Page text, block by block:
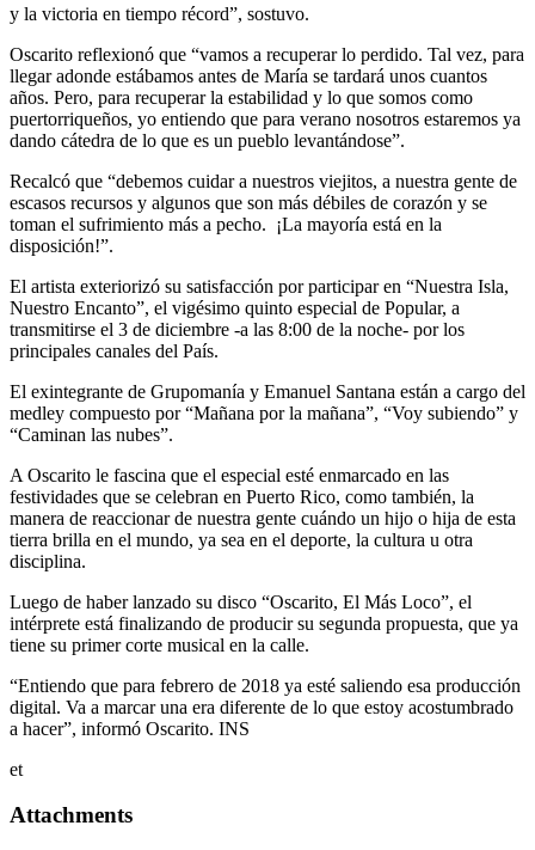
y la victoria en tiempo récord”, sostuvo.
Oscarito reflexionó que “vamos a recuperar lo perdido. Tal vez, para
llegar adonde estábamos antes de María se tardará unos cuantos
años. Pero, para recuperar la estabilidad y lo que somos como
puertorriqueños, yo entiendo que para verano nosotros estaremos ya
dando cátedra de lo que es un pueblo levantándose”.
Recalcó que “debemos cuidar a nuestros viejitos, a nuestra gente de
escasos recursos y algunos que son más débiles de corazón y se
toman el sufrimiento más a pecho. ¡La mayoría está en la
disposición!”.
El artista exteriorizó su satisfacción por participar en “Nuestra Isla,
Nuestro Encanto”, el vigésimo quinto especial de Popular, a
transmitirse el 3 de diciembre -a las 8:00 de la noche- por los
principales canales del País.
El exintegrante de Grupomanía y Emanuel Santana están a cargo del
medley compuesto por “Mañana por la mañana”, “Voy subiendo” y
“Caminan las nubes”.
A Oscarito le fascina que el especial esté enmarcado en las
festividades que se celebran en Puerto Rico, como también, la
manera de reaccionar de nuestra gente cuándo un hijo o hija de esta
tierra brilla en el mundo, ya sea en el deporte, la cultura u otra
disciplina.
Luego de haber lanzado su disco “Oscarito, El Más Loco”, el
intérprete está finalizando de producir su segunda propuesta, que ya
tiene su primer corte musical en la calle.
“Entiendo que para febrero de 2018 ya esté saliendo esa producción
digital. Va a marcar una era diferente de lo que estoy acostumbrado
a hacer”, informó Oscarito. INS
et
Attachments